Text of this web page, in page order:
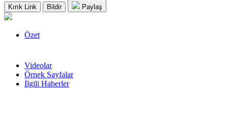
Kırık Link Bildir Paylaş
Özet
Videolar
Örnek Sayfalar
İlgili Haberler